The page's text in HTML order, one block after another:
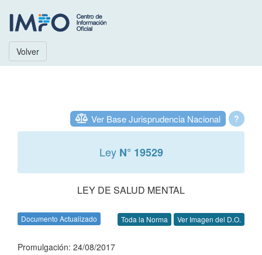
Volver
?
Ver Base Jurisprudencia Nacional
Ley N° 19529
LEY DE SALUD MENTAL
Documento Actualizado Toda la Norma Ver Imagen del D.O.
Promulgación: 24/08/2017